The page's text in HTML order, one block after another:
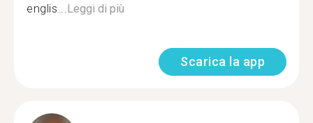
englis...Leggi di più
Scarica la app